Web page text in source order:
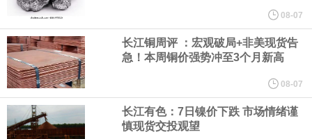
研发费用金额分别为4,995.18万元、7,001.70万元、14,496.56万
元，最近3年复合增长率达70.36%，呈快速增长趋势，并形成多项
核心技术和知识产权。截至2026年1月31日，公司拥有262项专利权
（含境内发明专利20项）。
08-07
长江铜周评 ：宏观破局+非美现货告
急！本周铜价强势冲至3个月新高
08-07
长江有色：7日镍价下跌 市场情绪谨
慎现货交投观望